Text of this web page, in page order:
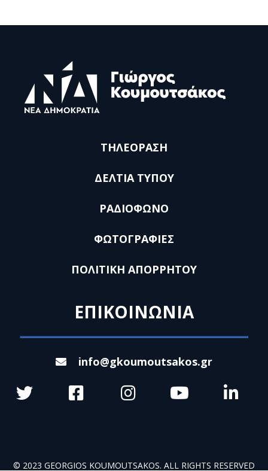
ΤΗΛΕΟΡΑΣΗ
ΔΕΛΤΙΑ ΤΥΠΟΥ
ΡΑΔΙΟΦΩΝΟ
ΦΩΤΟΓΡΑΦΙΕΣ
ΠΟΛΙΤΙΚΗ ΑΠΟΡΡΗΤΟΥ
ΕΠΙΚΟΙΝΩΝΙΑ
info@gkoumoutsakos.gr
© 2023 GEORGIOS KOUMOUTSAKOS. ALL RIGHTS RESERVED